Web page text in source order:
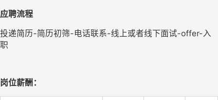
应聘流程
投递简历-简历初筛-电话联系-线上或者线下面试-offer-入
职
岗位薪酬：